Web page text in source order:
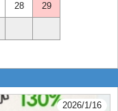
28 29
2026/1/16